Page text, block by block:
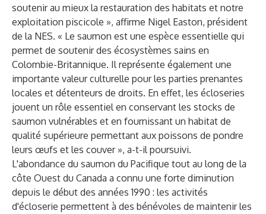
soutenir au mieux la restauration des habitats et notre
exploitation piscicole », affirme Nigel Easton, président
de la NES. « Le saumon est une espèce essentielle qui
permet de soutenir des écosystèmes sains en
Colombie-Britannique. Il représente également une
importante valeur culturelle pour les parties prenantes
locales et détenteurs de droits. En effet, les écloseries
jouent un rôle essentiel en conservant les stocks de
saumon vulnérables et en fournissant un habitat de
qualité supérieure permettant aux poissons de pondre
leurs œufs et les couver », a-t-il poursuivi.
L'abondance du saumon du Pacifique tout au long de la
côte Ouest du Canada a connu une forte diminution
depuis le début des années 1990 : les activités
d'écloserie permettent à des bénévoles de maintenir les